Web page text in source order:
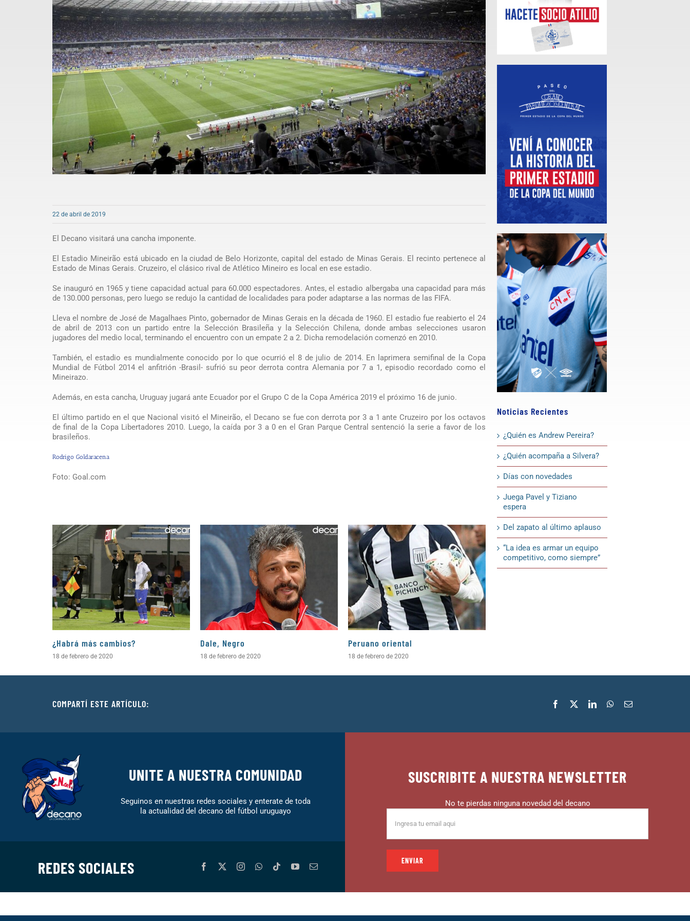
22 de abril de 2019
El Decano visitará una cancha imponente.
El Estadio Mineirão está ubicado en la ciudad de Belo Horizonte, capital del estado de Minas Gerais. El recinto pertenece al
Estado de Minas Gerais. Cruzeiro, el clásico rival de Atlético Mineiro es local en ese estadio.
Se inauguró en 1965 y tiene capacidad actual para 60.000 espectadores. Antes, el estadio albergaba una capacidad para más
de 130.000 personas, pero luego se redujo la cantidad de localidades para poder adaptarse a las normas de las FIFA.
Lleva el nombre de José de Magalhaes Pinto, gobernador de Minas Gerais en la década de 1960. El estadio fue reabierto el 24
de abril de 2013 con un partido entre la Selección Brasileña y la Selección Chilena, donde ambas selecciones usaron
jugadores del medio local, terminando el encuentro con un empate 2 a 2. Dicha remodelación comenzó en 2010.
También, el estadio es mundialmente conocido por lo que ocurrió el 8 de julio de 2014. En laprimera semifinal de la Copa
Mundial de Fútbol 2014 el anfitrión -Brasil- sufrió su peor derrota contra Alemania por 7 a 1, episodio recordado como el
Mineirazo.
Además, en esta cancha, Uruguay jugará ante Ecuador por el Grupo C de la Copa América 2019 el próximo 16 de junio.
El último partido en el que Nacional visitó el Mineirão, el Decano se fue con derrota por 3 a 1 ante Cruzeiro por los octavos
de final de la Copa Libertadores 2010. Luego, la caída por 3 a 0 en el Gran Parque Central sentenció la serie a favor de los
brasileños.
Rodrigo Goldaracena
Foto: Goal.com
¿Habrá más cambios?
18 de febrero de 2020
Dale, Negro
18 de febrero de 2020
Peruano oriental
18 de febrero de 2020
Noticias Recientes
¿Quién es Andrew Pereira?
¿Quién acompaña a Silvera?
Días con novedades
Juega Pavel y Tiziano
espera
Del zapato al último aplauso
“La idea es armar un equipo
competitivo, como siempre”
COMPARTÍ ESTE ARTÍCULO:
UNITE A NUESTRA COMUNIDAD
Seguinos en nuestras redes sociales y enterate de toda
la actualidad del decano del fútbol uruguayo
REDES SOCIALES
SUSCRIBITE A NUESTRA NEWSLETTER
No te pierdas ninguna novedad del decano